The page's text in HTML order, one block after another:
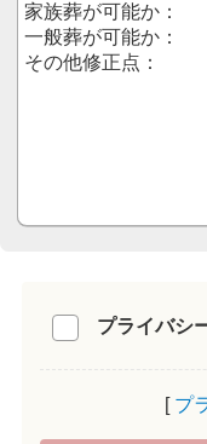
プライバシ
プ